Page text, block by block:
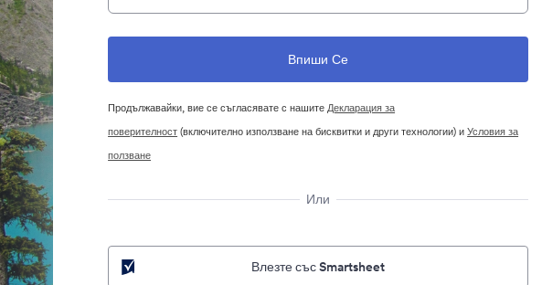
Продължавайки, вие се съгласявате с нашитеДекларация за
поверителност(включително използване на бисквитки и други технологии) иУсловия за
ползване
Или
Влезте със Smartsheet